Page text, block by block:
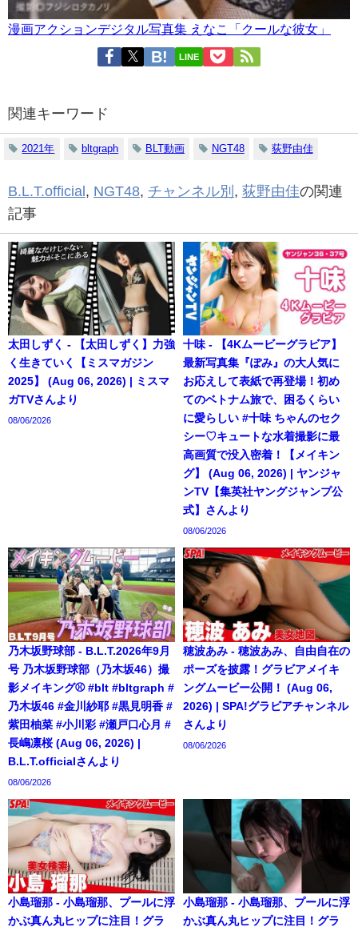
漫画アクションデジタル写真集 えなこ「クールな彼女」
LINE
関連キーワード
2021年 bltgraph BLT動画 NGT48 荻野由佳
B.L.T.official , NGT48, チャンネル別 , 荻野由佳の関連
記事
太田しずく - 【太田しずく】力強
く生きていく【ミスマガジン
2025】 (Aug 06, 2026) | ミスマ
ガTVさんより
08/06/2026
十味 - 【4Kムービーグラビア】
最新写真集『ぽみ』の大人気に
お応えして表紙で再登場！初め
てのベトナム旅で、困るくらい
に愛らしい #十味 ちゃんのセク
シー♡キュートな水着撮影に最
高画質で没入密着！【メイキン
グ】 (Aug 06, 2026) | ヤンジャ
ンTV【集英社ヤングジャンプ公
式】さんより
08/06/2026
乃木坂野球部 - B.L.T.2026年9月
号 乃木坂野球部（乃木坂46）撮
影メイキング⚾️ #blt #bltgraph #
乃木坂46 #金川紗耶 #黒見明香 #
紫田柚菜 #小川彩 #瀬戸口心月 #
長嶋凛桜 (Aug 06, 2026) |
B.L.T.officialさんより
08/06/2026
穂波あみ - 穂波あみ、自由自在の
ポーズを披露！グラビアメイキ
ングムービー公開！ (Aug 06,
2026) | SPA!グラビアチャンネル
さんより
08/06/2026
小島瑠那 - 小島瑠那、プールに浮
かぶ真ん丸ヒップに注目！グラ
小島瑠那 - 小島瑠那、プールに浮
かぶ真ん丸ヒップに注目！グラ